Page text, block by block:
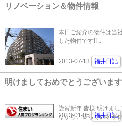
リノベーション＆物件情報
本日ご紹介の物件は当
した物件です!! ...
2013-07-13 福井日記
明けましておめでとうございます
謹賀新年 皆様 明けまして おめでとうございます。 勝手
ながら、長らくの冬季
2013-01-05 福井日記